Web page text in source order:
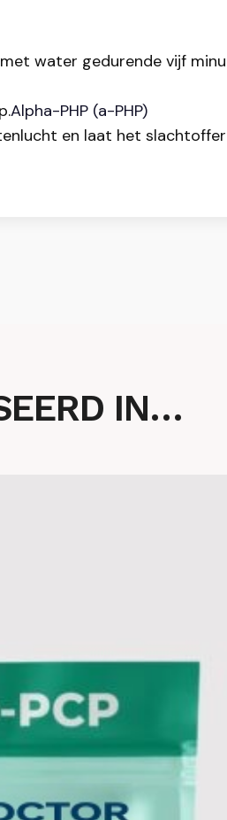
met water gedurende vijf
Alpha-PHP (a-PHP)
en laat het
IN…